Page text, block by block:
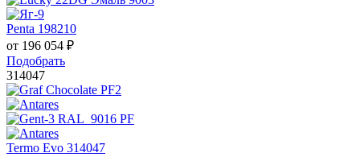
Penta 198210
от 196 054 ₽
Подобрать
314047
Termo Evo 314047